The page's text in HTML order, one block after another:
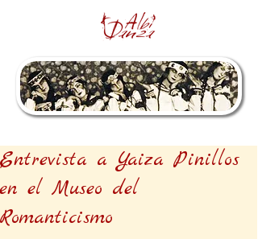
Entrevista a Yaiza Pinillos
en el Museo del
Romanticismo